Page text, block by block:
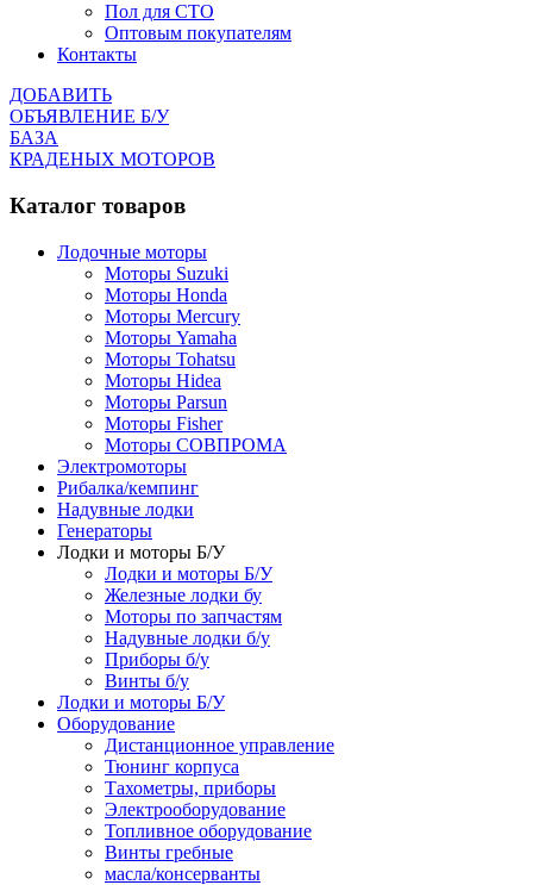
Пол для СТО
Оптовым покупателям
Контакты
ДОБАВИТЬ
ОБЪЯВЛЕНИЕ Б/У
БАЗА
КРАДЕНЫХ МОТОРОВ
Каталог товаров
Лодочные моторы
Моторы Suzuki
Моторы Honda
Моторы Mercury
Моторы Yamaha
Моторы Tohatsu
Моторы Hidea
Моторы Parsun
Моторы Fisher
Моторы СОВПРОМА
Электромоторы
Рибалка/кемпинг
Надувные лодки
Генераторы
Лодки и моторы Б/У
Лодки и моторы Б/У
Железные лодки бу
Моторы по запчастям
Надувные лодки б/у
Приборы б/у
Винты б/у
Лодки и моторы Б/У
Оборудование
Дистанционное управление
Тюнинг корпуса
Тахометры, приборы
Электрооборудование
Топливное оборудование
Винты гребные
масла/консерванты